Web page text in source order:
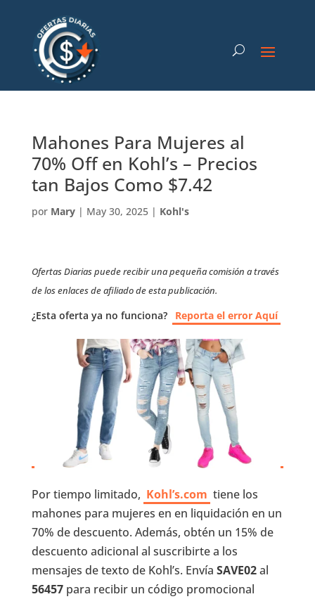
Mahones Para Mujeres al
70% Off en Kohl’s – Precios
tan Bajos Como $7.42
por Mary| May 30, 2025| Kohl's
Ofertas Diarias puede recibir una pequeña comisión a través
de los enlaces de afiliado de esta publicación.
¿Esta oferta ya no funciona? Reporta el error Aquí
Por tiempo limitado, Kohl’s.com tiene los
mahones para mujeres en en liquidación en un
70% de descuento. Además, obtén un 15% de
descuento adicional al suscribirte a los
mensajes de texto de Kohl’s. Envía SAVE02al
56457para recibir un código promocional